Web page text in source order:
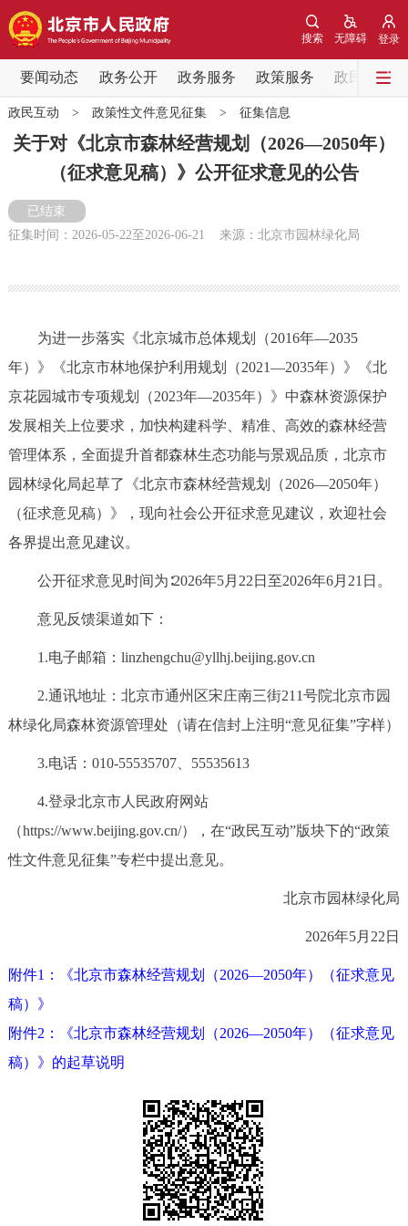
登录
无障碍
搜索
要闻动态 政务公开 政务服务 政策服务 政民互动
要闻动态
党中央精神 国务院信息
北京要闻 会议信息 部门动态
各区热点
政策兑现 政策解读 回应关切
决策公开 专题公开
政务服务
个人服务 法人服务 部门服务
便民服务 利企服务 投资项目
12345网上接诉即办 我要咨询 我要建议
走进北京
北京概况 十六区概览
视频北京
多语种
DEUTSCH
العربية
政民互动 > 政策性文件意见征集> 征集信息
关于对《北京市森林经营规划（2026—2050年）
（征求意见稿）》公开征求意见的公告
已结束
征集时间： 2026-05-22至 2026-06-21 来源：北京市园林绿化局
为进一步落实《北京城市总体规划（2016年—2035
年）》《北京市林地保护利用规划（2021—2035年）》《北
京花园城市专项规划（2023年—2035年）》中森林资源保护
发展相关上位要求，加快构建科学、精准、高效的森林经营
管理体系，全面提升首都森林生态功能与景观品质，北京市
园林绿化局起草了《北京市森林经营规划（2026—2050年）
（征求意见稿）》，现向社会公开征求意见建议，欢迎社会
各界提出意见建议。
公开征求意见时间为∶2026年5月22日至2026年6月21日。
意见反馈渠道如下：
1.电子邮箱：linzhengchu@yllhj.beijing.gov.cn
2.通讯地址：北京市通州区宋庄南三街211号院北京市园
林绿化局森林资源管理处（请在信封上注明“意见征集”字样）
3.电话：010-55535707、55535613
4.登录北京市人民政府网站
（https://www.beijing.gov.cn/），在“政民互动”版块下的“政策
性文件意见征集”专栏中提出意见。
北京市园林绿化局
2026年5月22日
附件1：《北京市森林经营规划（2026—2050年）（征求意见
稿）》
附件2：《北京市森林经营规划（2026—2050年）（征求意见
稿）》的起草说明